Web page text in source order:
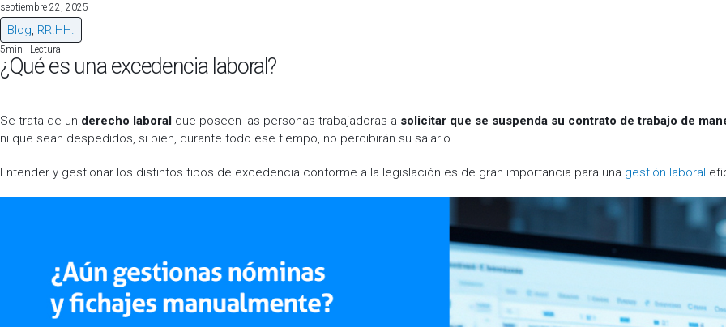
septiembre 22, 2025
Blog, RR.HH.
5min · Lectura
¿Qué es una excedencia laboral?
Se trata de un derecho laboral que poseen las personas trabajadoras a solicitar que se suspenda su contrato de trabajo de
ni que sean despedidos, si bien, durante todo ese tiempo, no percibirán su salario.
Entender y gestionar los distintos tipos de excedencia conforme a la legislación es de gran importancia para una gestión laboral